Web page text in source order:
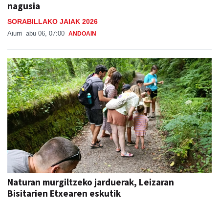
nagusia
SORABILLAKO JAIAK 2026
Aiurri abu 06, 07:00 ANDOAIN
Naturan murgiltzeko jarduerak, Leizaran
Bisitarien Etxearen eskutik